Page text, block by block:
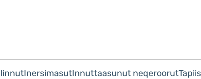
InersimasutInnuttaasunut neqeroorut